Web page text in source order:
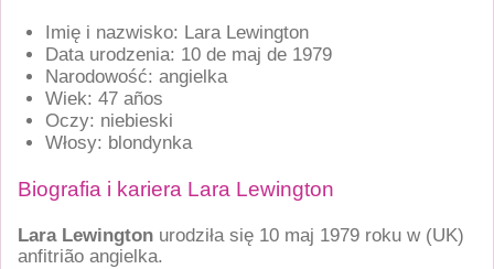
Imię i nazwisko: Lara Lewington
Data urodzenia: 10 de maj de 1979
Narodowość: angielka
Wiek: 47 años
Oczy: niebieski
Włosy: blondynka
Biografia i kariera Lara Lewington
Lara Lewington urodziła się 10 maj 1979 roku w (UK)
anfitrião angielka.